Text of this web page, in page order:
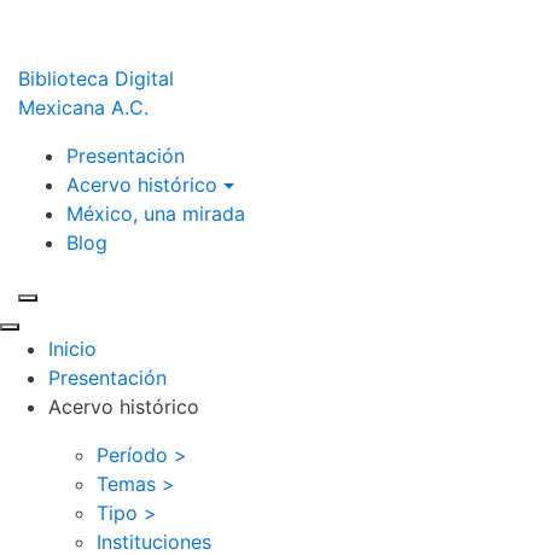
Biblioteca Digital
Mexicana A.C.
Presentación
Acervo histórico
México, una mirada
Blog
Inicio
Presentación
Acervo histórico
Período >
Temas >
Tipo >
Instituciones